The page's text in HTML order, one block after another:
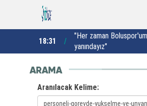
18:31
"Her zaman
yanındayız"
ARAMA
Aranılacak Kelime: